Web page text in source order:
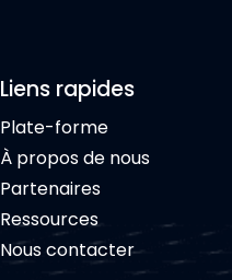
Liens rapides
Plate-forme
À propos de nous
Partenaires
Ressources
Nous contacter